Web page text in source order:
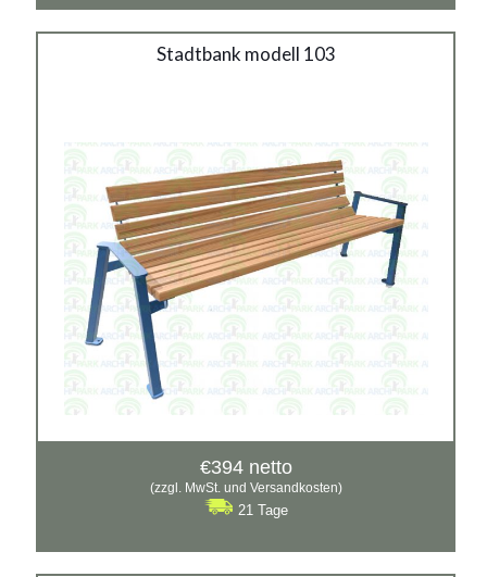
Stadtbank modell 103
Stadtbank modell 103
Siehe mehr
€394 netto
(zzgl. MwSt. und Versandkosten)
21 Tage